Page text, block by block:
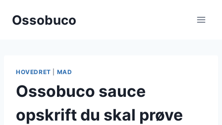
Ossobuco
HOVEDRET MAD
Ossobuco sauce
opskrift du skal prøve